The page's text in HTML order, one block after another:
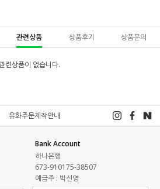
관련상품 상품후기 상품문의
련상품이 없습니다.
유화주문제작안내
Bank Account
하나은행
673-910175-38507
예금주 : 박선영